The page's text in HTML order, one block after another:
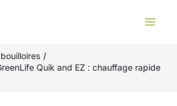
Quik and EZ : chauffage rapide